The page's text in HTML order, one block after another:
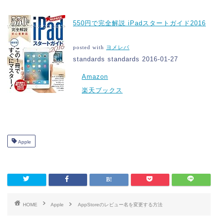
550円で完全解説 iPadスタートガイド2016
posted with ヨメレバ
standards standards 2016-01-27
Amazon
楽天ブックス
Apple
HOME Apple AppStoreのレビュー名を変更する方法